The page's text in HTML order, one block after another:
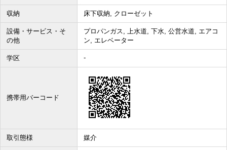
収納 床下収納, クローゼット
設備・サービス・そ
の他
プロパンガス, 上水道, 下水, 公営水道, エアコ
ン, エレベーター
学区 -
携帯用バーコード
取引態様 媒介